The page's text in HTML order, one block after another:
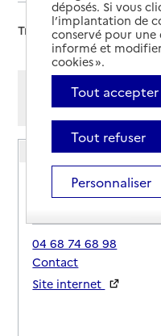
Trier par :
Afficher les résultats par:
Mode liste
Mode
EHPAD La Vallée
Adresse
Chemin du Plo
11250-Saint-Hilaire
04 68 74 68 98
Contact
Site internet
déposés. Si vous
l’implantation de
conservé pour une
informé et
cookies ».
Tout accepter
Tout refuser
Personnaliser